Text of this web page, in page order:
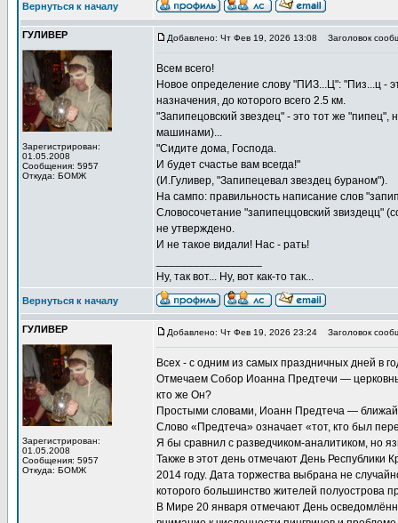
Вернуться к началу
ГУЛИВЕР
Зарегистрирован:
01.05.2008
Сообщения: 5957
Откуда: БОМЖ
Добавлено: Чт Фев 19, 2026 13:08 Заголовок
Всем всего!
Новое определение слову "ПИЗ...Ц": "Пиз...ц -
назначения, до которого всего 2.5 км.
"Запипецовский звездец" - это тот же
машинами)...
"Сидите дома, Господа.
И будет счастье вам всегда!"
(И.Гуливер, "Запипецевал звездец бураном").
На сампо: правильность написание слов
Словосочетание "запипеццовский звиздецц"
не утверждено.
И не такое видали! Нас - рать!
Ну, так вот... Ну, вот как-то так...
Вернуться к началу
ГУЛИВЕР
Зарегистрирован:
01.05.2008
Сообщения: 5957
Откуда: БОМЖ
Добавлено: Чт Фев 19, 2026 23:24 Заголовок
Всех - с одним из самых праздничных дней в
Отмечаем Собор Иоанна Предтечи —
кто же Он?
Простыми словами, Иоанн Предтеча —
Слово «Предтеча» означает «тот, кто был
Я бы сравнил с разведчиком-аналитиком, но
Также в этот день отмечают День Республики
2014 году. Дата торжества выбрана не
которого большинство жителей полуострова
В Мире 20 января отмечают День